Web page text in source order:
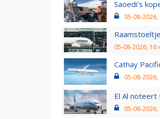
Saoedi’s
05-08-2026,
05-08-2026,
Cathay
05-08-2026,
El Al
05-08-2026,